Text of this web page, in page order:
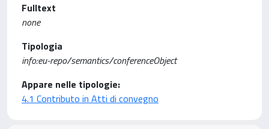
Fulltext
none
Tipologia
info:eu-repo/semantics/conferenceObject
Appare nelle tipologie:
4.1 Contributo in Atti di convegno